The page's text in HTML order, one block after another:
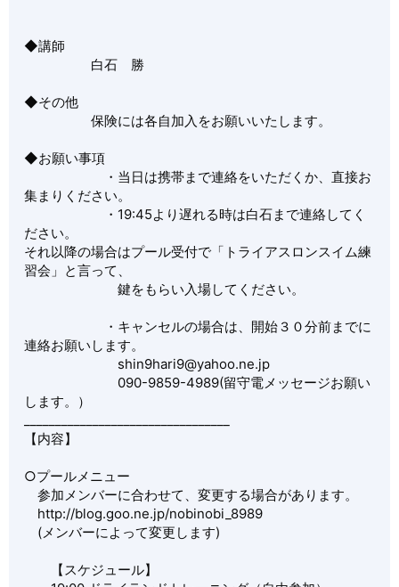
◆講師
白石 勝
◆その他
保険には各自加入をお願いいたします。
◆お願い事項
・当日は携帯まで連絡をいただくか、直接お
集まりください。
・19:45より遅れる時は白石まで連絡してく
ださい。
それ以降の場合はプール受付で「トライアスロンスイム練
習会」と言って、
鍵をもらい入場してください。
・キャンセルの場合は、開始３０分前までに
連絡お願いします。
shin9hari9@yahoo.ne.jp
090-9859-4989(留守電メッセージお願い
します。）
【内容】
○プールメニュー
参加メンバーに合わせて、変更する場合があります。
http://blog.goo.ne.jp/nobinobi_8989
(メンバーによって変更します)
【スケジュール】